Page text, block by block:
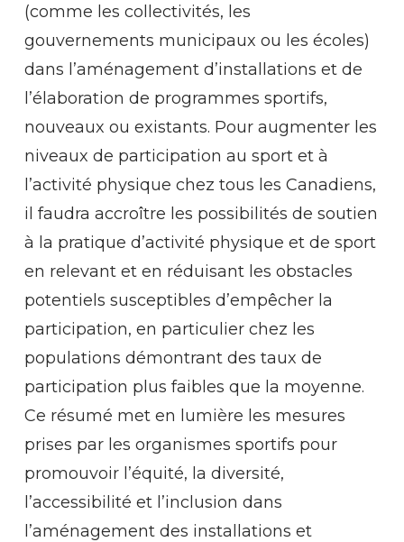
(comme les collectivités, les
gouvernements municipaux ou les écoles)
dans l’aménagement d’installations et de
l’élaboration de programmes sportifs,
nouveaux ou existants. Pour augmenter les
niveaux de participation au sport et à
l’activité physique chez tous les Canadiens,
il faudra accroître les possibilités de soutien
à la pratique d’activité physique et de sport
en relevant et en réduisant les obstacles
potentiels susceptibles d’empêcher la
participation, en particulier chez les
populations démontrant des taux de
participation plus faibles que la moyenne.
Ce résumé met en lumière les mesures
prises par les organismes sportifs pour
promouvoir l’équité, la diversité,
l’accessibilité et l’inclusion dans
l’aménagement des installations et